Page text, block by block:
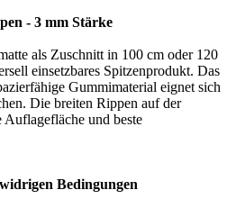
- 3 mm Stärke
als Zuschnitt in 100 cm oder 120
einsetzbares Spitzenprodukt. Das
Gummimaterial eignet sich
Die breiten Rippen auf der
Auflagefläche und beste
Bedingungen